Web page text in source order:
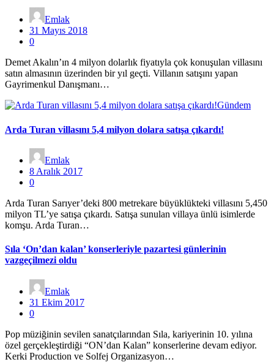
Emlak
31 Mayıs 2018
0
Demet Akalın’ın 4 milyon dolarlık fiyatıyla çok konuşulan villasını
satın almasının üzerinden bir yıl geçti. Villanın satışını yapan
Gayrimenkul Danışmanı…
Gündem
Arda Turan villasını 5,4 milyon dolara satışa çıkardı!
Emlak
8 Aralık 2017
0
Arda Turan Sarıyer’deki 800 metrekare büyüklükteki villasını 5,450
milyon TL’ye satışa çıkardı. Satışa sunulan villaya ünlü isimlerde
komşu. Arda Turan…
Sıla ‘On’dan kalan’ konserleriyle pazartesi günlerinin
vazgeçilmezi oldu
Emlak
31 Ekim 2017
0
Pop müziğinin sevilen sanatçılarından Sıla, kariyerinin 10. yılına
özel gerçekleştirdiği “ON’dan Kalan” konserlerine devam ediyor.
Kerki Production ve Solfej Organizasyon…